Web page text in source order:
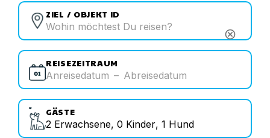
ZIEL / OBJEKT ID
cancel
REISEZEITRAUM
Anreisedatum – Abreisedatum
GÄSTE
2 Erwachsene, 0 Kinder, 1 Hund